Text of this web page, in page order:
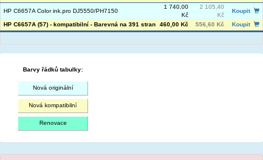
HP C6657A Color ink.pro DJ5550/PH7150
1 740,00
Kč
2 105,40
Kč
Koupit
HP C6657A (57) - kompatibilní - Barevná na 391 stran 460,00 Kč 556,60 Kč Koupit
Barvy řádků tabulky:
Nová originální
Nová kompatibilní
Renovace